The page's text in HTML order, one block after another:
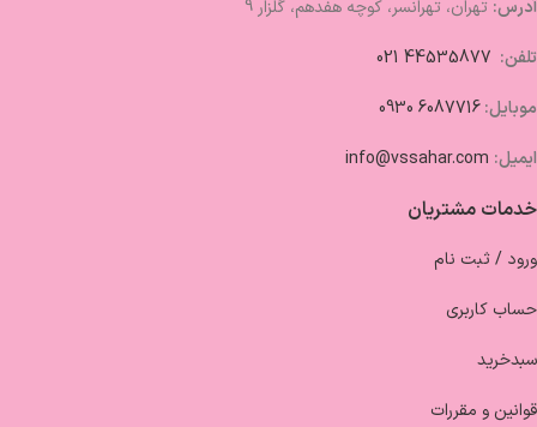
آدرس: تهران، تهرانسر، کوچه هفدهم، گلزار 9
تلفن:
موبایل:6087716 0930
ایمیل: info@vssahar.com
خدمات مشتریان
ورود / ثبت نام
حساب کاربری
سبدخرید
قوانین و مقررات